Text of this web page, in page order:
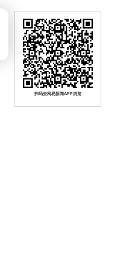
扫码去网易新闻APP浏览